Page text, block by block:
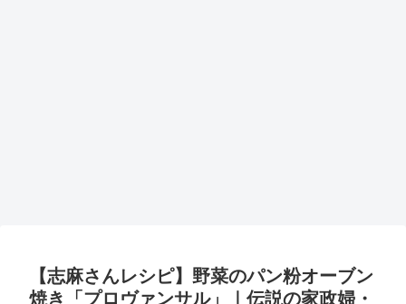
【志麻さんレシピ】野菜のパン粉オーブン
焼き「プロヴァンサル」｜伝説の家政婦・